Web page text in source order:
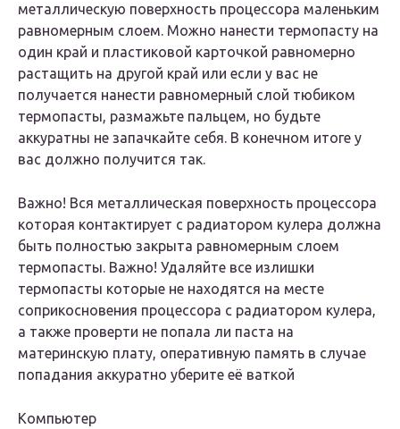
металлическую поверхность процессора маленьким
равномерным слоем. Можно нанести термопасту на
один край и пластиковой карточкой равномерно
растащить на другой край или если у вас не
получается нанести равномерный слой тюбиком
термопасты, размажьте пальцем, но будьте
аккуратны не запачкайте себя. В конечном итоге у
вас должно получится так.
Важно! Вся металлическая поверхность процессора
которая контактирует с радиатором кулера должна
быть полностью закрыта равномерным слоем
термопасты. Важно! Удаляйте все излишки
термопасты которые не находятся на месте
соприкосновения процессора с радиатором кулера,
а также проверти не попала ли паста на
материнскую плату, оперативную память в случае
попадания аккуратно уберите её ваткой
Компьютер